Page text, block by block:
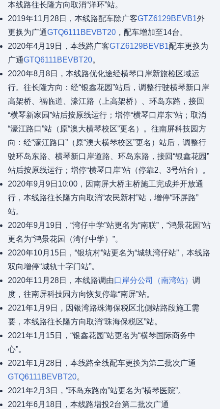
本线路往长隆方向取消“洋环”站。
2019年11月28日，本线路配车除广客GTZ6129BEVB1外
更换为广通GTQ6111BEVBT20 ，配车增加至14台。
2020年4月19日，本线路广客GTZ6129BEVB1配车更换为
广通GTQ6111BEVBT20。
2020年8月8日，本线路优化途经横琴口岸新旅检区域运
行。往长隆方向：经“银鑫花园”站后，调整行驶横琴新口岸
高架桥、福临道、濠江路（上高架桥）、环岛东路，接回
“横琴新家园”站后按原线运行；增停“横琴口岸东”站；取消
“濠江路口”站（原“澳大横琴校区”更名）。往南屏科技园方
向：经“濠江路口”（原“澳大横琴校区”更名）站后，调整行
驶环岛东路、横琴新口岸道路、环岛东路，接回“银鑫花园”
站后按原线运行；增停“横琴口岸”站（停靠2、3号站台）。
2020年9月9日10:00，因南屏大桥主桥施工完成并开放通
行，本线路往长隆方向取消“农民新村”站，增停“环屏路”
站。
2020年9月19日，“湾仔中学”站更名为“南联”，“鸿景花园”站
更名为“鸿景花园（湾仔中学）”。
2020年10月15日，“银坑村”站更名为“城轨湾仔站”，本线路
双向增停“城轨十字门站”。
2020年11月28日，本线路调由口岸分公司（南湾站） 调
度，往南屏科技园方向恢复停靠“南屏”站。
2021年1月9日，因银湾路珠海保税区北侧站路段施工需
要，本线路往长隆方向取消“珠海保税区”站。
2021年1月15日，“银鑫花园”站更名为“横琴国际商务中
心”。
2021年1月28日，本线路全线配车更换为第二批次广通
GTQ6111BEVBT20。
2021年2月3日，“环岛东路南”站更名为“横琴医院”。
2021年6月18日，本线路增投2台第二批次广通